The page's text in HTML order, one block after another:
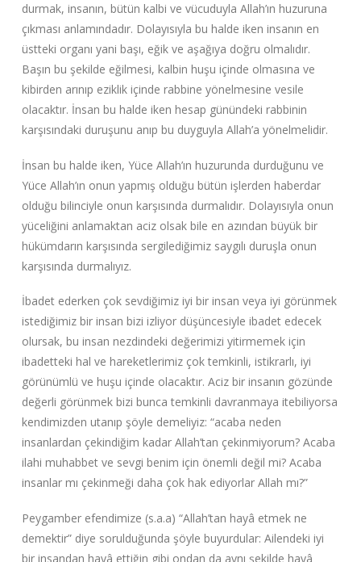
durmak, insanın, bütün kalbi ve vücuduyla Allah’ın huzuruna
çıkması anlamındadır. Dolayısıyla bu halde iken insanın en
üstteki organı yani başı, eğik ve aşağıya doğru olmalıdır.
Başın bu şekilde eğilmesi, kalbin huşu içinde olmasına ve
kibirden arınıp eziklik içinde rabbine yönelmesine vesile
olacaktır. İnsan bu halde iken hesap günündeki rabbinin
karşısındaki duruşunu anıp bu duyguyla Allah’a yönelmelidir.
İnsan bu halde iken, Yüce Allah’ın huzurunda durduğunu ve
Yüce Allah’ın onun yapmış olduğu bütün işlerden haberdar
olduğu bilinciyle onun karşısında durmalıdır. Dolayısıyla onun
yüceliğini anlamaktan aciz olsak bile en azından büyük bir
hükümdarın karşısında sergilediğimiz saygılı duruşla onun
karşısında durmalıyız.
İbadet ederken çok sevdiğimiz iyi bir insan veya iyi görünmek
istediğimiz bir insan bizi izliyor düşüncesiyle ibadet edecek
olursak, bu insan nezdindeki değerimizi yitirmemek için
ibadetteki hal ve hareketlerimiz çok temkinli, istikrarlı, iyi
görünümlü ve huşu içinde olacaktır. Aciz bir insanın gözünde
değerli görünmek bizi bunca temkinli davranmaya itebiliyorsa
kendimizden utanıp şöyle demeliyiz: “acaba neden
insanlardan çekindiğim kadar Allah’tan çekinmiyorum? Acaba
ilahi muhabbet ve sevgi benim için önemli değil mi? Acaba
insanlar mı çekinmeği daha çok hak ediyorlar Allah mı?”
Peygamber efendimize (s.a.a) “Allah’tan hayâ etmek ne
demektir” diye sorulduğunda şöyle buyurdular: Ailendeki iyi
bir insandan hayâ ettiğin gibi ondan da aynı şekilde hayâ